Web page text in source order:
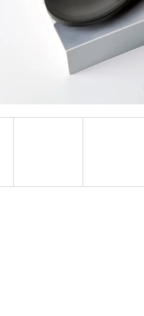
VONNÁ SÓJOVÁ SVÍČKA |
ZAHRADA 190 G